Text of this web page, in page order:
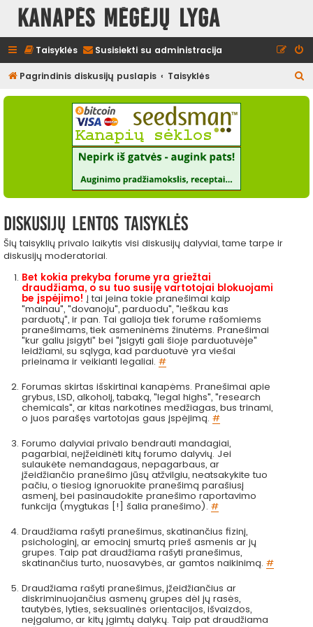
Kanapės mėgėjų lyga
Taisyklės Susisiekti su administracija
Pagrindinis diskusijų puslapis Taisyklės
e
Diskusijų lentos taisyklės
Šių taisyklių privalo laikytis visi diskusijų dalyviai, tame tarpe ir
diskusijų moderatoriai.
Bet kokia prekyba forume yra griežtai
draudžiama, o su tuo susiję vartotojai blokuojami
be įspėjimo! Į tai įeina tokie pranešimai kaip
"mainau", "dovanoju", parduodu", "ieškau kas
parduotų", ir pan. Tai galioja tiek forume rašomiems
pranešimams, tiek asmeninėms žinutėms. Pranešimai
"kur galiu įsigyti" bei "įsigyti gali šioje parduotuvėje"
leidžiami, su sąlyga, kad parduotuvė yra viešai
prieinama ir veikianti legaliai.#
Forumas skirtas išskirtinai kanapėms. Pranešimai apie
grybus, LSD, alkoholį, tabaką, "legal highs", "research
chemicals", ar kitas narkotines medžiagas, bus trinami,
o juos parašęs vartotojas gaus įspėjimą.#
Forumo dalyviai privalo bendrauti mandagiai,
pagarbiai, neįžeidinėti kitų forumo dalyvių. Jei
sulaukėte nemandagaus, nepagarbaus, ar
įžeidžiančio pranešimo jūsų atžvilgiu, neatsakykite tuo
pačiu, o tiesiog ignoruokite pranešimą parašiusį
asmenį, bei pasinaudokite pranešimo raportavimo
funkcija (mygtukas [!] šalia pranešimo).#
Draudžiama rašyti pranešimus, skatinančius fizinį,
psichologinį, ar emocinį smurtą prieš asmenis ar jų
grupes. Taip pat draudžiama rašyti pranešimus,
skatinančius turto, nuosavybės, ar gamtos naikinimą.#
Draudžiama rašyti pranešimus, įžeidžiančius ar
diskriminuojančius asmenų grupes dėl jų rasės,
tautybės, lyties, seksualinės orientacijos, išvaizdos,
neįgalumo, ar kitų įgimtų dalykų. Taip pat draudžiama